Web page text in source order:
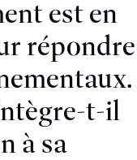
est en
répondre
t-il
à sa